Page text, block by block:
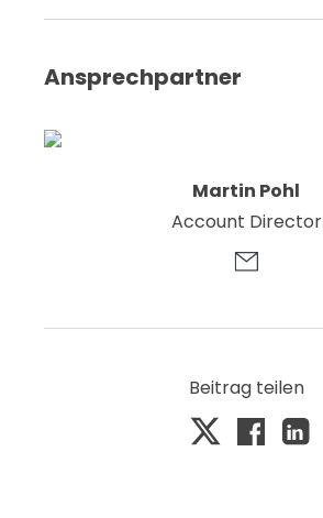
Ansprechpartner
Martin Pohl
Account Director
Beitrag teilen